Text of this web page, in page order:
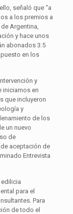
señaló que “a
a los premios a
Argentina,
y hace unos
abonados 3.5
en los
y
iniciamos en
que incluyeron
y
de los
un nuevo
de
aceptación de
Entrevista
para el
Para
de todo el